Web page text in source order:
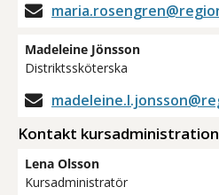
Madeleine Jönsson
Distriktssköterska
Kontakt kursadministration
Lena Olsson
Kursadministratör